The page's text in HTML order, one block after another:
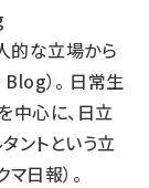
的な立場から
）。 日常生
中心に、日立
ントという立
日報）。